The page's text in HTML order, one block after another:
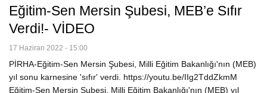
Eğitim-Sen Mersin Şubesi, MEB’e Sıfır
Verdi!- VİDEO
17 Haziran 2022 - 15:00
PİRHA-Eğitim-Sen Mersin Şubesi, Milli Eğitim Bakanlığı'nın (MEB)
yıl sonu karnesine 'sıfır' verdi. https://youtu.be/IIg2TddZkmM
Eğitim-Sen Mersin Şubesi, Milli Eğitim Bakanlığı'nın (MEB) yıl